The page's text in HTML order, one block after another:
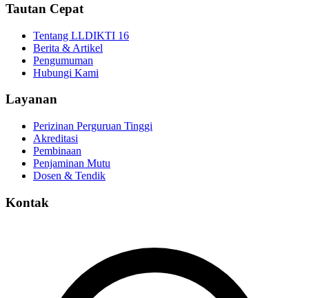
Tautan Cepat
Tentang LLDIKTI 16
Berita & Artikel
Pengumuman
Hubungi Kami
Layanan
Perizinan Perguruan Tinggi
Akreditasi
Pembinaan
Penjaminan Mutu
Dosen & Tendik
Kontak